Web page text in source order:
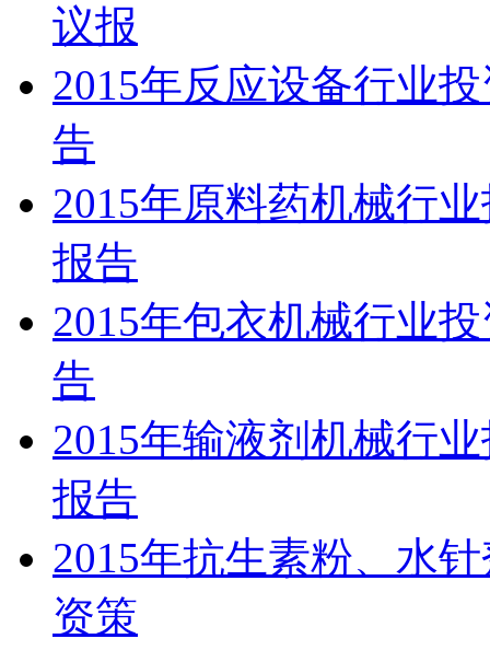
议报
2015年反应设备行业
告
2015年原料药机械行
报告
2015年包衣机械行业
告
2015年输液剂机械行
报告
2015年抗生素粉、水
资策